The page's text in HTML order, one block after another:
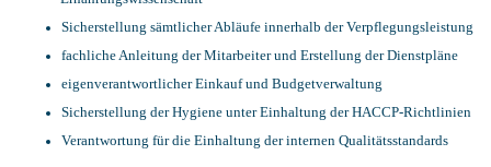
Sicherstellung sämtlicher Abläufe innerhalb der Verpflegungsleistung
fachliche Anleitung der Mitarbeiter und Erstellung der Dienstpläne
eigenverantwortlicher Einkauf und Budgetverwaltung
Sicherstellung der Hygiene unter Einhaltung der HACCP-Richtlinien
Verantwortung für die Einhaltung der internen Qualitätsstandards